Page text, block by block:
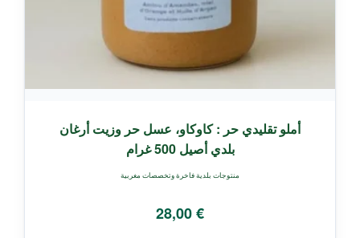
أملو تقليدي حر : كاوكاو، عسل حر وزيت أرغان
بلدي أصيل 500 غرام
منتوجات بلدية فاخرة وتخصصات مغربية
28,00€